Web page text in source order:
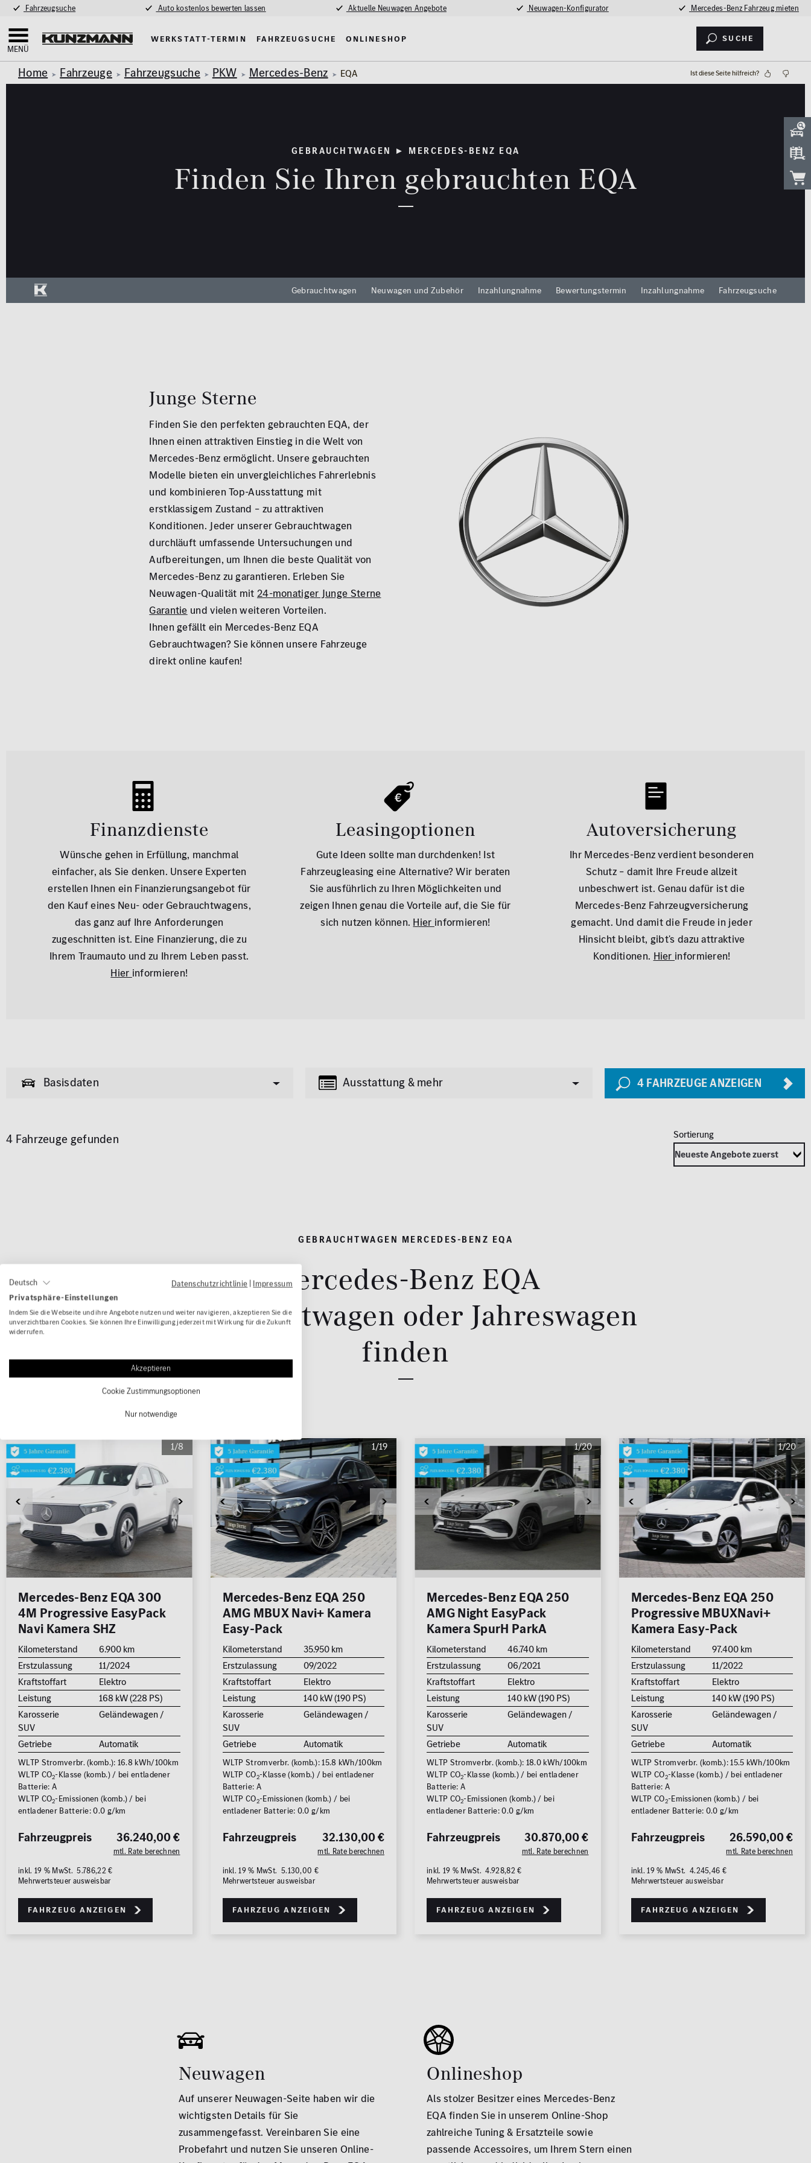
Fahrzeugsuche Auto kostenlos bewerten lassen Aktuelle Neuwagen Angebote Neuwagen-Konfigurator Mercedes-Benz Fahrzeug mieten
MENÜ
Werkstatt-Termin Fahrzeugsuche Onlineshop Suche
Home Fahrzeuge Fahrzeugsuche PKW Mercedes-Benz EQA Ist diese Seite hilfreich?
GEBRAUCHTWAGEN ► MERCEDES-BENZ EQA
Finden Sie Ihren gebrauchten EQA
Gebrauchtwagen Neuwagen und Zubehör Inzahlungnahme Bewertungstermin Inzahlungnahme Fahrzeugsuche
Junge Sterne
Finden Sie den perfekten gebrauchten EQA, der
Ihnen einen attraktiven Einstieg in die Welt von
Mercedes-Benz ermöglicht. Unsere gebrauchten
Modelle bieten ein unvergleichliches Fahrerlebnis
und kombinieren Top-Ausstattung mit
erstklassigem Zustand – zu attraktiven
Konditionen. Jeder unserer Gebrauchtwagen
durchläuft umfassende Untersuchungen und
Aufbereitungen, um Ihnen die beste Qualität von
Mercedes-Benz zu garantieren. Erleben Sie
Neuwagen-Qualität mit 24-monatiger Junge Sterne
Garantie und vielen weiteren Vorteilen.
Ihnen gefällt ein Mercedes-Benz EQA
Gebrauchtwagen? Sie können unsere Fahrzeuge
direkt online kaufen!
Finanzdienste
Wünsche gehen in Erfüllung, manchmal
einfacher, als Sie denken. Unsere Experten
erstellen Ihnen ein Finanzierungsangebot für
den Kauf eines Neu- oder Gebrauchtwagens,
das ganz auf Ihre Anforderungen
zugeschnitten ist. Eine Finanzierung, die zu
Ihrem Traumauto und zu Ihrem Leben passt.
Hier informieren!
Leasingoptionen
Gute Ideen sollte man durchdenken! Ist
Fahrzeugleasing eine Alternative? Wir beraten
Sie ausführlich zu Ihren Möglichkeiten und
zeigen Ihnen genau die Vorteile auf, die Sie für
sich nutzen können. Hier informieren!
Autoversicherung
Ihr Mercedes-Benz verdient besonderen
Schutz – damit Ihre Freude allzeit
unbeschwert ist. Genau dafür ist die
Mercedes-Benz Fahrzeugversicherung
gemacht. Und damit die Freude in jeder
Hinsicht bleibt, gibt's dazu attraktive
Konditionen. Hier informieren!
Basisdaten Ausstattung & mehr 4 FAHRZEUGE ANZEIGEN
Limousine
Coupé Van / Kleinbus
Geländewagen /
Kraftstoff Getriebe
Schadstoffklasse
ALLE
Standorte
Kilometer
0 km 1.000 km
Leistung (PS)
MwSt. ausweisbar
4 FAHRZEUGE ANZEIGEN
Zurücksetzen
Garantie
Parkhilfe / Park-Assistent
Rückfahrkamera
Schiebedach
Sitzheizung
Sonstige
jung@smart Qualitätssiegel
Junge Sterne Qualitätssiegel
4 FAHRZEUGE ANZEIGEN
Zurücksetzen
4 Fahrzeuge gefunden
GEBRAUCHTWAGEN MERCEDES-BENZ EQA
Mercedes-Benz EQA
Gebrauchtwagen oder Jahreswagen
finden
1/8
Mercedes-Benz EQA 300
4M Progressive EasyPack
Navi Kamera SHZ
Kilometerstand
6.900 km
Erstzulassung
11/2024
Kraftstoffart
Elektro
Leistung
168 kW (228 PS)
Karosserie
Geländewagen /
SUV
Getriebe
Automatik
WLTP Stromverbr. (komb.): 16.8 kWh/100km
WLTP CO2-Klasse (komb.) / bei entladener
Batterie: A
WLTP CO2-Emissionen (komb.) / bei
entladener Batterie: 0.0 g/km
36.240,00 €
mtl. Rate berechnen
Fahrzeugpreis
inkl. 19 % MwSt. 5.786,22 €
Mehrwertsteuer ausweisbar
Fahrzeug anzeigen
1/19
Mercedes-Benz EQA 250
AMG MBUX Navi+ Kamera
Easy-Pack
Kilometerstand
35.950 km
Erstzulassung
09/2022
Kraftstoffart
Elektro
Leistung
140 kW (190 PS)
Karosserie
Geländewagen /
SUV
Getriebe
Automatik
WLTP Stromverbr. (komb.): 15.8 kWh/100km
WLTP CO2-Klasse (komb.) / bei entladener
Batterie: A
WLTP CO2-Emissionen (komb.) / bei
entladener Batterie: 0.0 g/km
32.130,00 €
mtl. Rate berechnen
Fahrzeugpreis
inkl. 19 % MwSt. 5.130,00 €
Mehrwertsteuer ausweisbar
Fahrzeug anzeigen
1/20
Mercedes-Benz EQA 250
AMG Night EasyPack
Kamera SpurH ParkA
Kilometerstand
46.740 km
Erstzulassung
06/2021
Kraftstoffart
Elektro
Leistung
140 kW (190 PS)
Karosserie
Geländewagen /
SUV
Getriebe
Automatik
WLTP Stromverbr. (komb.): 18.0 kWh/100km
WLTP CO2-Klasse (komb.) / bei entladener
Batterie: A
WLTP CO2-Emissionen (komb.) / bei
entladener Batterie: 0.0 g/km
30.870,00 €
mtl. Rate berechnen
Fahrzeugpreis
inkl. 19 % MwSt. 4.928,82 €
Mehrwertsteuer ausweisbar
Fahrzeug anzeigen
1/20
Mercedes-Benz EQA 250
Progressive MBUXNavi+
Kamera Easy-Pack
Kilometerstand
97.400 km
Erstzulassung
11/2022
Kraftstoffart
Elektro
Leistung
140 kW (190 PS)
Karosserie
Geländewagen /
SUV
Getriebe
Automatik
WLTP Stromverbr. (komb.): 15.5 kWh/100km
WLTP CO2-Klasse (komb.) / bei entladener
Batterie: A
WLTP CO2-Emissionen (komb.) / bei
entladener Batterie: 0.0 g/km
26.590,00 €
mtl. Rate berechnen
Fahrzeugpreis
inkl. 19 % MwSt. 4.245,46 €
Mehrwertsteuer ausweisbar
Fahrzeug anzeigen
Neuwagen
Auf unserer Neuwagen-Seite haben wir die
wichtigsten Details für Sie
zusammengefasst. Vereinbaren Sie eine
Probefahrt und nutzen Sie unseren Online-
Onlineshop
Als stolzer Besitzer eines Mercedes-Benz
EQA finden Sie in unserem Online-Shop
zahlreiche Tuning & Ersatzteile sowie
passende Accessoires, um Ihrem Stern einen
Deutsch Datenschutzrichtlinie | Impressum
Privatsphäre-Einstellungen
Indem Sie die Webseite und ihre Angebote nutzen und weiter navigieren, akzeptieren Sie die
unverzichtbaren Cookies. Sie können Ihre Einwilligung jederzeit mit Wirkung für die Zukunft
widerrufen.
Akzeptieren
Cookie Zustimmungsoptionen
Nur notwendige